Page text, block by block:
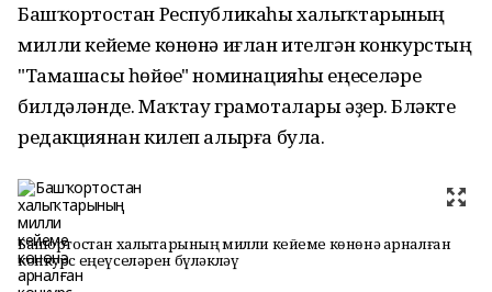
Башҡортостан Республикаһы халыҡтарының
милли кейеме көнөнә иғлан ителгән конкурстың
"Тамашасы һөйөүе" номинацияһы еңеүселәре
билдәләнде. Маҡтау грамоталары әҙер. Бүләкте
редакциянан килеп алырға була.
Башҡортостан халыҡтарының милли кейеме көнөнә арналған
конкурс еңеүселәрен бүләкләү